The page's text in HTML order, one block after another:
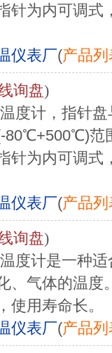
针为内可调式
仪表厂(产品
询盘)
度计，指针
80℃+500℃)范
针为内可调式
仪表厂(产品
询盘)
度计是一种
、气体的温度
使用寿命长。
仪表厂(产品